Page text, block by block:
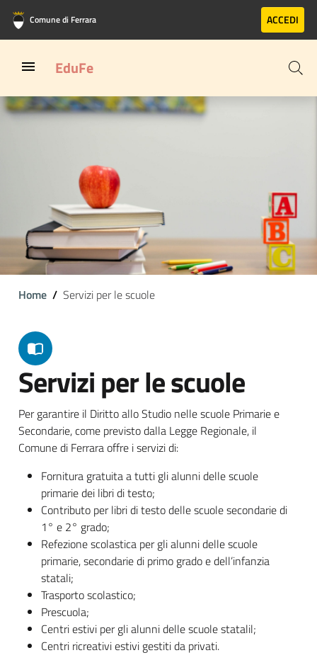
Vai al contenuto principale
Vai al footer
Comune di Ferrara ACCEDI
EduFe
Home Servizi per le scuole
Servizi per le scuole
Per garantire il Diritto allo Studio nelle scuole Primarie e
Secondarie, come previsto dalla Legge Regionale, il
Comune di Ferrara offre i servizi di:
Fornitura gratuita a tutti gli alunni delle scuole
primarie dei libri di testo;
Contributo per libri di testo delle scuole secondarie di
1° e 2° grado;
Refezione scolastica per gli alunni delle scuole
primarie, secondarie di primo grado e dell’infanzia
statali;
Trasporto scolastico;
Prescuola;
Centri estivi per gli alunni delle scuole statalil;
Centri ricreativi estivi gestiti da privati.